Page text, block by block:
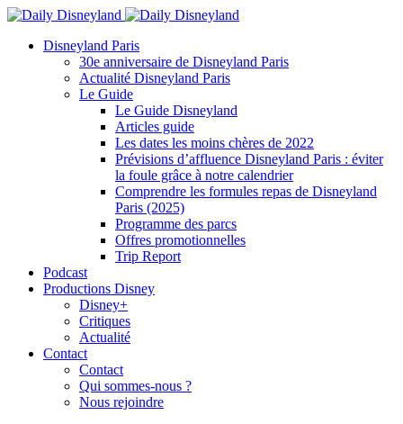
Disneyland Paris
30e anniversaire de Disneyland Paris
Actualité Disneyland Paris
Le Guide
Le Guide Disneyland
Articles guide
Les dates les moins chères de 2022
Prévisions d’affluence Disneyland Paris : éviter
la foule grâce à notre calendrier
Comprendre les formules repas de Disneyland
Paris (2025)
Programme des parcs
Offres promotionnelles
Trip Report
Podcast
Productions Disney
Disney+
Critiques
Actualité
Contact
Contact
Qui sommes-nous ?
Nous rejoindre